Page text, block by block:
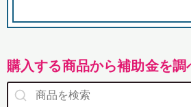
購入する商品から補助金を調